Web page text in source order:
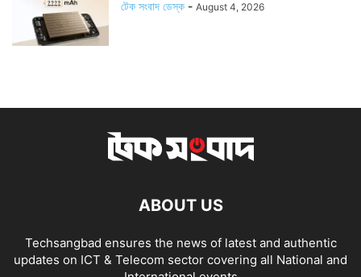
টেক সংবাদ ডেস্ক - August 4, 2026
ABOUT US
Techsangbad ensures the news of latest and authentic
updates on ICT & Telecom sector covering all National and